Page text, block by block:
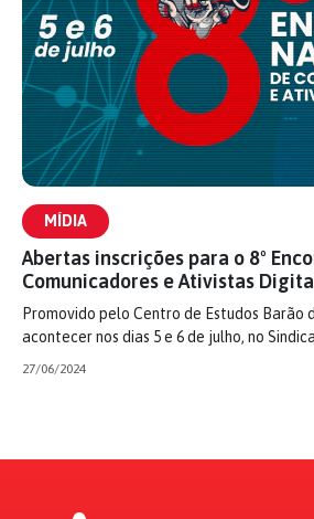
MÍDIA
Abertas inscrições para o 8º
Comunicadores e Ativistas
Promovido pelo Centro de Estudos Barão
acontecer nos dias 5 e 6 de julho, no
27/06/2024